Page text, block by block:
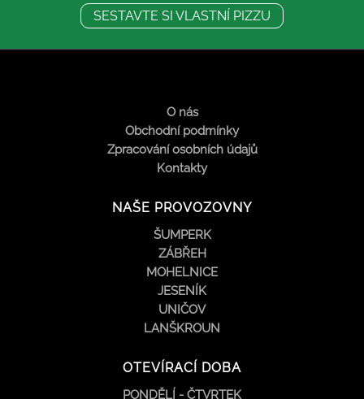
SESTAVTE SI VLASTNÍ PIZZU
O nás
Obchodní podmínky
Zpracování osobních údajů
Kontakty
NAŠE PROVOZOVNY
ŠUMPERK
ZÁBŘEH
MOHELNICE
JESENÍK
UNIČOV
LANŠKROUN
OTEVÍRACÍ DOBA
PONDĚLÍ - ČTVRTEK